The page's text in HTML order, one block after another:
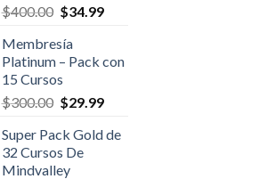
$400.00 $34.99
Membresía
Platinum – Pack con
15 Cursos
$300.00 $29.99
Super Pack Gold de
32 Cursos De
Mindvalley